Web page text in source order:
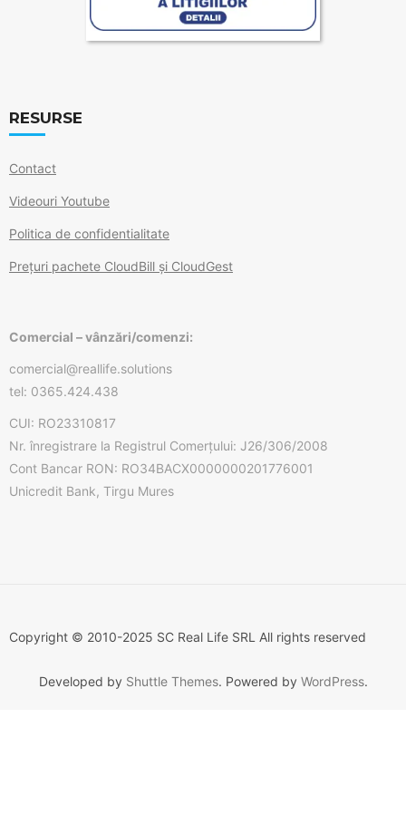
RESURSE
Contact
Videouri Youtube
Politica de confidentialitate
Prețuri pachete CloudBill și CloudGest
Comercial – vânzări/comenzi:
comercial@reallife.solutions
tel: 0365.424.438
CUI: RO23310817
Nr. înregistrare la Registrul Comerțului: J26/306/2008
Cont Bancar RON: RO34BACX0000000201776001
Unicredit Bank, Tirgu Mures
Copyright © 2010-2025 SC Real Life SRL All rights reserved
Developed by Shuttle Themes. Powered by WordPress.